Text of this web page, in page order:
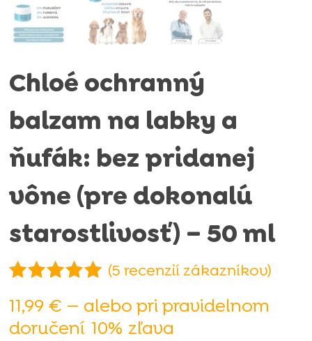
Chloé ochranný
balzam na labky a
ňufák: bez pridanej
vône (pre dokonalú
starostlivosť) – 50 ml
5.00 z 5
na základe
(5 recenzií zákazníkov)
11,99 € — alebo pri pravidelnom
doručení 10% zľava